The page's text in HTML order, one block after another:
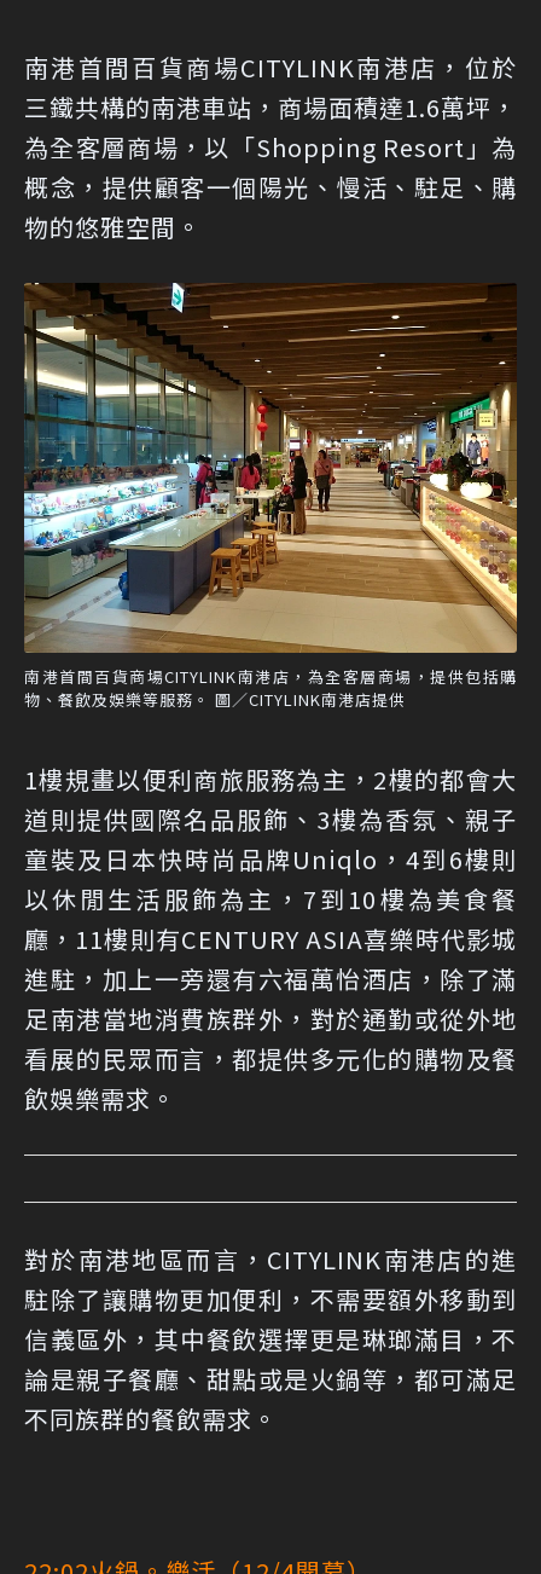
南港首間百貨商場CITYLINK南港店，位於
三鐵共構的南港車站，商場面積達1.6萬坪，
為全客層商場，以「Shopping Resort」為
概念，提供顧客一個陽光、慢活、駐足、購
物的悠雅空間。
南港首間百貨商場CITYLINK南港店，為全客層商場，提供包括購
物、餐飲及娛樂等服務。 圖／CITYLINK南港店提供
1樓規畫以便利商旅服務為主，2樓的都會大
道則提供國際名品服飾、3樓為香氛、親子
童裝及日本快時尚品牌Uniqlo，4到6樓則
以休閒生活服飾為主，7到10樓為美食餐
廳，11樓則有CENTURY ASIA喜樂時代影城
進駐，加上一旁還有六福萬怡酒店，除了滿
足南港當地消費族群外，對於通勤或從外地
看展的民眾而言，都提供多元化的購物及餐
飲娛樂需求。
對於南港地區而言，CITYLINK南港店的進
駐除了讓購物更加便利，不需要額外移動到
信義區外，其中餐飲選擇更是琳瑯滿目，不
論是親子餐廳、甜點或是火鍋等，都可滿足
不同族群的餐飲需求。